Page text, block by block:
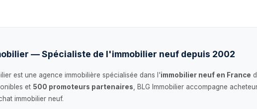
— Spécialiste de l'immobilier neuf depuis 2002
est une agence immobilière spécialisée dans l'immobilier neuf en France
et 500 promoteurs partenaires , BLG Immobilier accompagne
immobilier neuf.